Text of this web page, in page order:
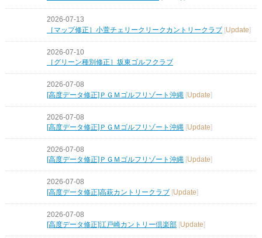
2026-07-13
［マップ修正］小萱チェリークリークカントリークラブ [Update]
2026-07-10
［グリーン種別修正］坂東ゴルフクラブ
2026-07-08
[高度データ修正]ＰＧＭゴルフリゾート沖縄 [Update]
2026-07-08
[高度データ修正]ＰＧＭゴルフリゾート沖縄 [Update]
2026-07-08
[高度データ修正]ＰＧＭゴルフリゾート沖縄 Update
2026-07-08
[高度データ修正]高萩カントリークラブ [Update]
2026-07-08
[高度データ修正]江戸崎カントリー倶楽部 Update